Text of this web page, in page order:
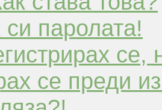
паролата!
се,
се преди